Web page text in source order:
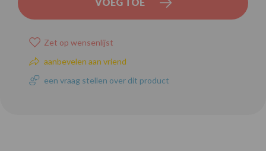
VOEG TOE
Zet op wensenlijst
aanbevelen aan vriend
een vraag stellen over dit product